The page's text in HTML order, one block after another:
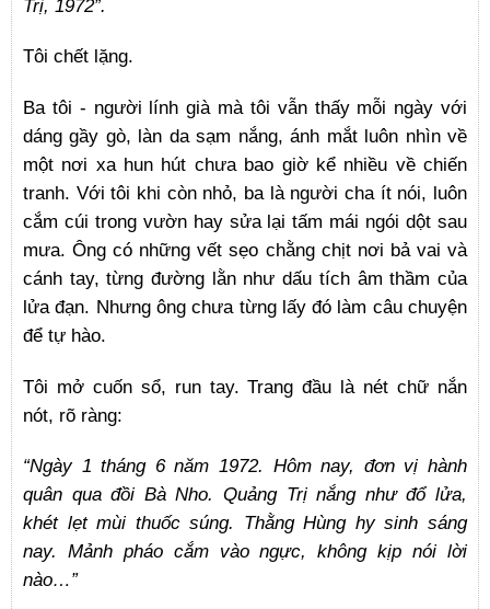
Trị, 1972”.
Tôi chết lặng.
Ba tôi - người lính già mà tôi vẫn thấy mỗi ngày với
dáng gầy gò, làn da sạm nắng, ánh mắt luôn nhìn về
một nơi xa hun hút chưa bao giờ kể nhiều về chiến
tranh. Với tôi khi còn nhỏ, ba là người cha ít nói, luôn
cắm cúi trong vườn hay sửa lại tấm mái ngói dột sau
mưa. Ông có những vết sẹo chằng chịt nơi bả vai và
cánh tay, từng đường lằn như dấu tích âm thầm của
lửa đạn. Nhưng ông chưa từng lấy đó làm câu chuyện
để tự hào.
Tôi mở cuốn sổ, run tay. Trang đầu là nét chữ nắn
nót, rõ ràng:
“Ngày 1 tháng 6 năm 1972. Hôm nay, đơn vị hành
quân qua đồi Bà Nho. Quảng Trị nắng như đổ lửa,
khét lẹt mùi thuốc súng. Thằng Hùng hy sinh sáng
nay. Mảnh pháo cắm vào ngực, không kịp nói lời
nào…”